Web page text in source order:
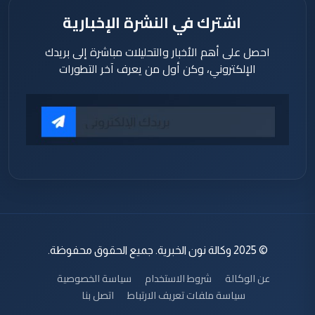
اشترك في النشرة الإخبارية
احصل على أهم الأخبار والتحليلات مباشرة إلى بريدك
الإلكتروني، وكن أول من يعرف آخر التطورات
© 2025 وكالة نون الخبرية. جميع الحقوق محفوظة.
عن الوكالة شروط الاستخدام
سياسة الخصوصية
سياسة ملفات تعريف الارتباط
اتصل بنا